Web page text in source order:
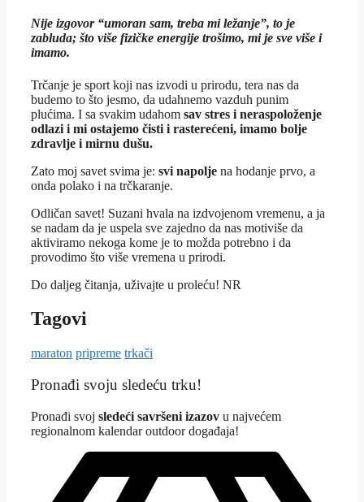
Nije izgovor “umoran sam, treba mi ležanje”, to je
zabluda; što više fizičke energije trošimo, mi je sve više i
imamo.
Trčanje je sport koji nas izvodi u prirodu, tera nas da
budemo to što jesmo, da udahnemo vazduh punim
plućima. I sa svakim udahom sav stres i neraspoloženje
odlazi i mi ostajemo čisti i rasterećeni, imamo bolje
zdravlje i mirnu dušu.
Zato moj savet svima je: svi napolje na hodanje prvo, a
onda polako i na trčkaranje.
Odličan savet! Suzani hvala na izdvojenom vremenu, a ja
se nadam da je uspela sve zajedno da nas motiviše da
aktiviramo nekoga kome je to možda potrebno i da
provodimo što više vremena u prirodi.
Do daljeg čitanja, uživajte u proleću! NR
Tagovi
maraton pripreme trkači
Pronađi svoju sledeću trku!
Pronađi svoj sledeći savršeni izazov u najvećem
regionalnom kalendar outdoor događaja!